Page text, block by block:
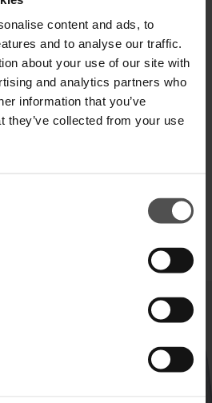
content and ads, to
and to analyse our traffic.
about your use of our site with
and analytics partners who
information that you’ve
they’ve collected from your use
SIE IHREN LOOK